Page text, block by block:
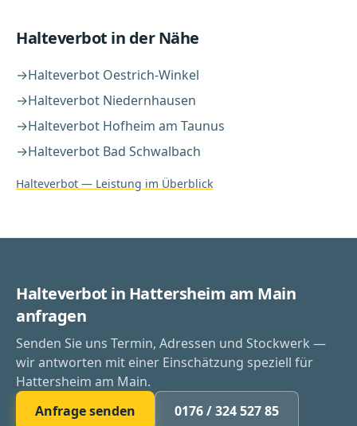
Halteverbot in der Nähe
→Halteverbot Oestrich-Winkel
→Halteverbot Niedernhausen
→Halteverbot Hofheim am Taunus
→Halteverbot Bad Schwalbach
Halteverbot — Leistung im Überblick
Halteverbot in Hattersheim am Main
anfragen
Senden Sie uns Termin, Adressen und Stockwerk —
wir antworten mit einer Einschätzung speziell für
Hattersheim am Main.
Anfrage senden
0176 / 324 527 85